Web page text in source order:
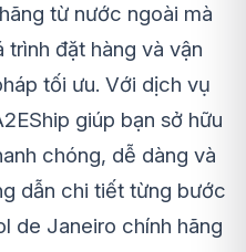
từ nước ngoài mà
trình đặt hàng và vận
tối ưu. Với dịch vụ
giúp bạn sở hữu
chóng, dễ dàng và
dẫn chi tiết từng bước
de Janeiro chính hãng